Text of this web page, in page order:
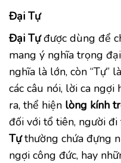
Đại Tự
Đại Tựđược dùng để
mang ý nghĩa trọng
nghĩa là lớn, còn “Tự”
các câu nói, lời ca
ra, thể hiện lòng kính
đối với tổ tiên, người đi
Tựthường chứa đựng
ngợi công đức, hay